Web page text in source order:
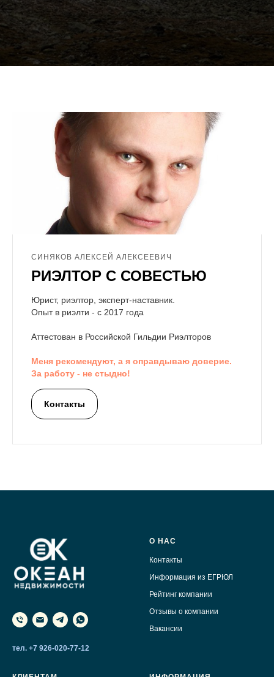
СИНЯКОВ АЛЕКСЕЙ АЛЕКСЕЕВИЧ
РИЭЛТОР С СОВЕСТЬЮ
Юрист, риэлтор, эксперт-наставник.
Опыт в риэлти - с 2017 года
Аттестован в Российской Гильдии Риэлторов
Меня рекомендуют, а я оправдываю доверие.
За работу - не стыдно!
Контакты
тел. +7 926-020-77-12
О НАС
Контакты
Информация из ЕГРЮЛ
Рейтинг компании
Отзывы о компании
Вакансии